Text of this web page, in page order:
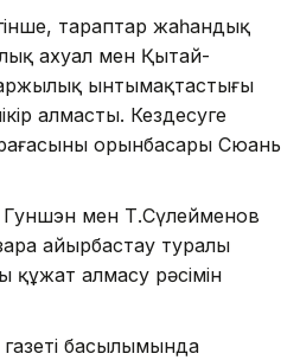
тараптар жаһандық
ахуал мен Қытай-
ынтымақтастығы
алмасты. Кездесуге
орынбасары Сюань
мен Т.Сүлейменов
айырбастау туралы
құжат алмасу рәсімін
басылымында